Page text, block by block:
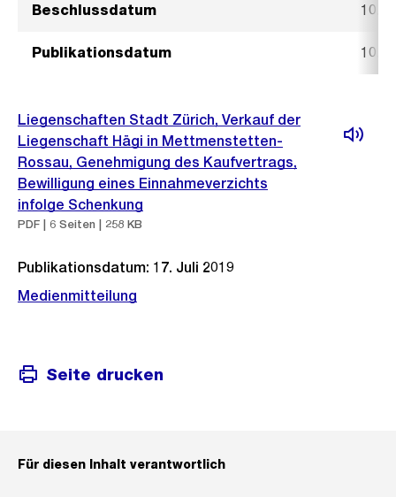
Beschlussdatum 10.
Publikationsdatum 10.
Liegenschaften Stadt Zürich, Verkauf der
Liegenschaft Hägi in Mettmenstetten-
Rossau, Genehmigung des Kaufvertrags,
Bewilligung eines Einnahmeverzichts
infolge Schenkung
PDF | 6 Seiten | 258 KB
Publikationsdatum: 17. Juli 2019
Medienmitteilung
Seite drucken
Für diesen Inhalt verantwortlich